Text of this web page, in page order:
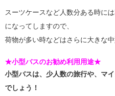
スーツケースなど人数分ある時に
になってしますので、
荷物が多い時などはさらに大きな
★小型バスのお勧め利用用途★
小型バスは、少人数の旅行や、マ
でしょう！